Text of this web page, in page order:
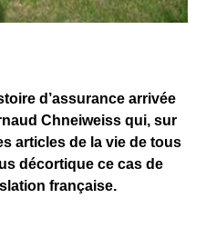
d’assurance arrivée
Chneiweiss qui, sur
articles de la vie de tous
décortique ce cas de
française.